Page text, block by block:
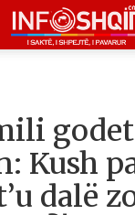
Kush
dalë